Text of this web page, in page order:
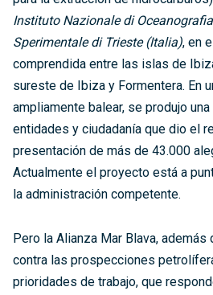
Instituto Nazionale di
Sperimentale di Trieste (Italia), en
comprendida entre las islas de
sureste de Ibiza y Formentera. En
ampliamente balear, se produjo
entidades y ciudadanía que dio el
presentación de más de 43.000
Actualmente el proyecto está a
la administración competente.
Pero la Alianza Mar Blava,
contra las prospecciones
prioridades de trabajo, que